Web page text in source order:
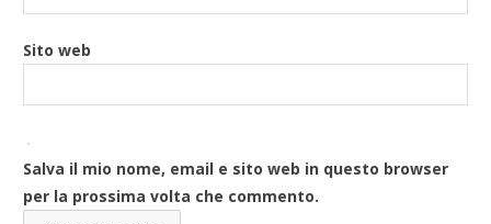
Sito web
Salva il mio nome, email e sito web in questo browser
per la prossima volta che commento.